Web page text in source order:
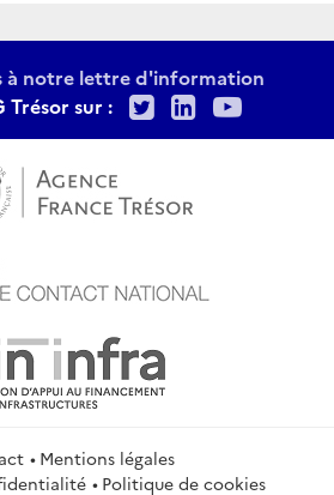
à notre lettre d'information
Trésor sur :
TwitterLinkedIn
Mentions légales
Politique de cookies